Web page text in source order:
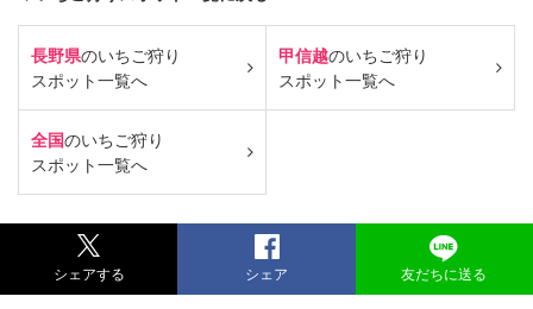
長野県のいちご狩り
スポット一覧へ
甲信越のいちご狩り
スポット一覧へ
全国のいちご狩り
スポット一覧へ
シェアする シェア 友だちに送る